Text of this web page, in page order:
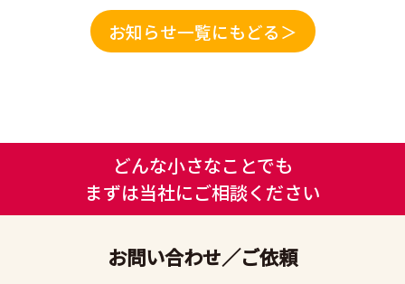
お知らせ一覧にもどる＞
どんな小さなことでも
まずは当社にご相談ください
お問い合わせ／ご依頼